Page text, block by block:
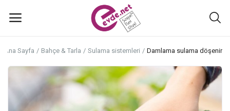
ekle
Ana Menü
Ana Sayfa Bahçe & Tarla Sulama sistemleri Damlama sulama döşenir